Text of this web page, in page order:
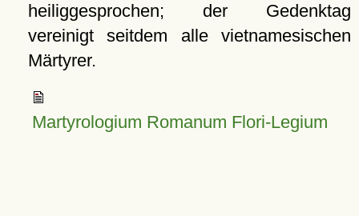
heiliggesprochen; der Gedenktag
vereinigt seitdem alle vietnamesischen
Märtyrer.
Martyrologium Romanum Flori-Legium